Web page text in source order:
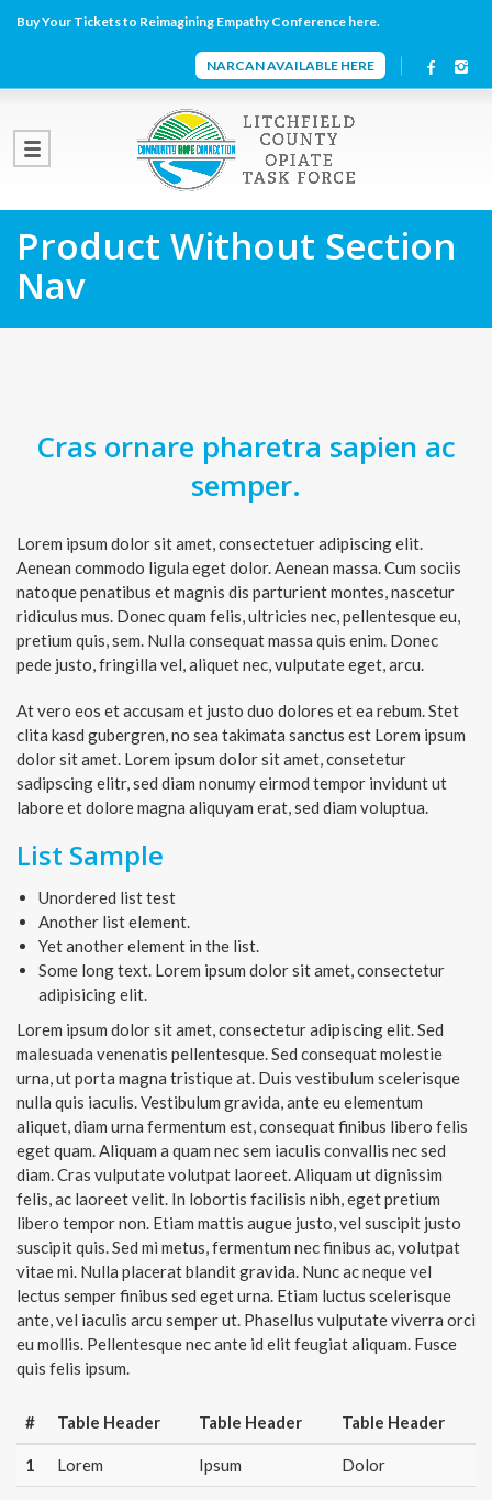
Buy Your Tickets to Reimagining Empathy Conference here.
NARCAN AVAILABLE HERE
Product Without Section
Nav
Cras ornare pharetra sapien ac
semper.
Lorem ipsum dolor sit amet, consectetuer adipiscing elit.
Aenean commodo ligula eget dolor. Aenean massa. Cum sociis
natoque penatibus et magnis dis parturient montes, nascetur
ridiculus mus. Donec quam felis, ultricies nec, pellentesque eu,
pretium quis, sem. Nulla consequat massa quis enim. Donec
pede justo, fringilla vel, aliquet nec, vulputate eget, arcu.
At vero eos et accusam et justo duo dolores et ea rebum. Stet
clita kasd gubergren, no sea takimata sanctus est Lorem ipsum
dolor sit amet. Lorem ipsum dolor sit amet, consetetur
sadipscing elitr, sed diam nonumy eirmod tempor invidunt ut
labore et dolore magna aliquyam erat, sed diam voluptua.
List Sample
Unordered list test
Another list element.
Yet another element in the list.
Some long text. Lorem ipsum dolor sit amet, consectetur
adipisicing elit.
Lorem ipsum dolor sit amet, consectetur adipiscing elit. Sed
malesuada venenatis pellentesque. Sed consequat molestie
urna, ut porta magna tristique at. Duis vestibulum scelerisque
nulla quis iaculis. Vestibulum gravida, ante eu elementum
aliquet, diam urna fermentum est, consequat finibus libero felis
eget quam. Aliquam a quam nec sem iaculis convallis nec sed
diam. Cras vulputate volutpat laoreet. Aliquam ut dignissim
felis, ac laoreet velit. In lobortis facilisis nibh, eget pretium
libero tempor non. Etiam mattis augue justo, vel suscipit justo
suscipit quis. Sed mi metus, fermentum nec finibus ac, volutpat
vitae mi. Nulla placerat blandit gravida. Nunc ac neque vel
lectus semper finibus sed eget urna. Etiam luctus scelerisque
ante, vel iaculis arcu semper ut. Phasellus vulputate viverra orci
eu mollis. Pellentesque nec ante id elit feugiat aliquam. Fusce
quis felis ipsum.
# Table Header Table Header Table Header
1 Lorem Ipsum Dolor